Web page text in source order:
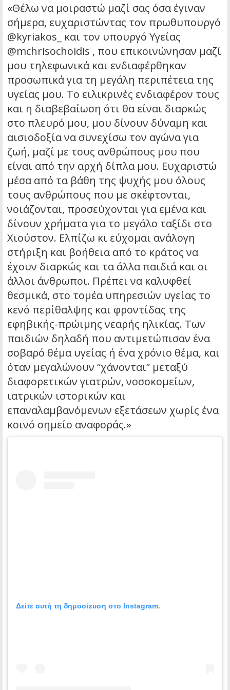
«Θέλω να μοιραστώ μαζί σας όσα έγιναν
σήμερα, ευχαριστώντας τον πρωθυπουργό
@kyriakos_ και τον υπουργό Υγείας
@mchrisochoidis , που επικοινώνησαν μαζί
μου τηλεφωνικά και ενδιαφέρθηκαν
προσωπικά για τη μεγάλη περιπέτεια της
υγείας μου. Το ειλικρινές ενδιαφέρον τους
και η διαβεβαίωση ότι θα είναι διαρκώς
στο πλευρό μου, μου δίνουν δύναμη και
αισιοδοξία να συνεχίσω τον αγώνα για
ζωή, μαζί με τους ανθρώπους μου που
είναι από την αρχή δίπλα μου. Ευχαριστώ
μέσα από τα βάθη της ψυχής μου όλους
τους ανθρώπους που με σκέφτονται,
νοιάζονται, προσεύχονται για εμένα και
δίνουν χρήματα για το μεγάλο ταξίδι στο
Χιούστον. Ελπίζω κι εύχομαι ανάλογη
στήριξη και βοήθεια από το κράτος να
έχουν διαρκώς και τα άλλα παιδιά και οι
άλλοι άνθρωποι. Πρέπει να καλυφθεί
θεσμικά, στο τομέα υπηρεσιών υγείας το
κενό περίθαλψης και φροντίδας της
εφηβικής-πρώιμης νεαρής ηλικίας. Των
παιδιών δηλαδή που αντιμετώπισαν ένα
σοβαρό θέμα υγείας ή ένα χρόνιο θέμα, και
όταν μεγαλώνουν “χάνονται” μεταξύ
διαφορετικών γιατρών, νοσοκομείων,
ιατρικών ιστορικών και
επαναλαμβανόμενων εξετάσεων χωρίς ένα
κοινό σημείο αναφοράς.»
Δείτε αυτή τη δημοσίευση στο Instagram.